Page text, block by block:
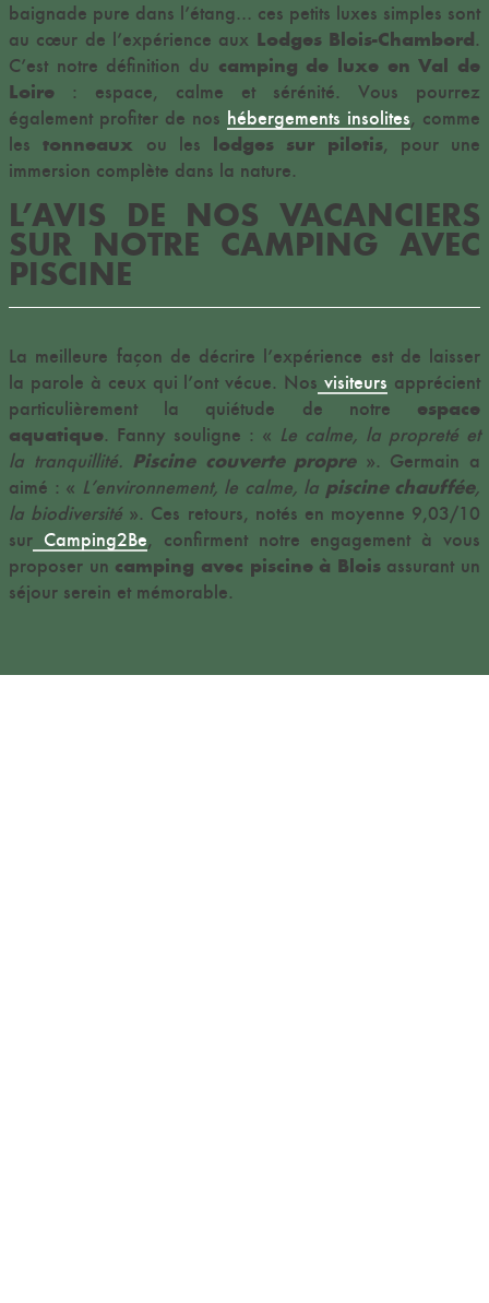
baignade pure dans l’étang… ces petits luxes simples sont
au cœur de l’expérience aux Lodges Blois-Chambord.
C’est notre définition du camping de luxe en Val de
Loire : espace, calme et sérénité. Vous pourrez
également profiter de nos hébergements insolites, comme
lestonneaux ou les lodges sur pilotis, pour une
immersion complète dans la nature.
L’AVIS DE NOS VACANCIERS
SUR NOTRE CAMPING AVEC
PISCINE
La meilleure façon de décrire l’expérience est de laisser
la parole à ceux qui l’ont vécue. Nos visiteurs apprécient
particulièrement la quiétude de notre espace
aquatique. Fanny souligne : « Le calme, la propreté et
la tranquillité. Piscine couverte propre». Germain a
aimé : « L’environnement, le calme, la piscine chauffée,
la biodiversité». Ces retours, notés en moyenne 9,03/10
sur Camping2Be, confirment notre engagement à vous
proposer un camping avec piscine à Bloisassurant un
séjour serein et mémorable.